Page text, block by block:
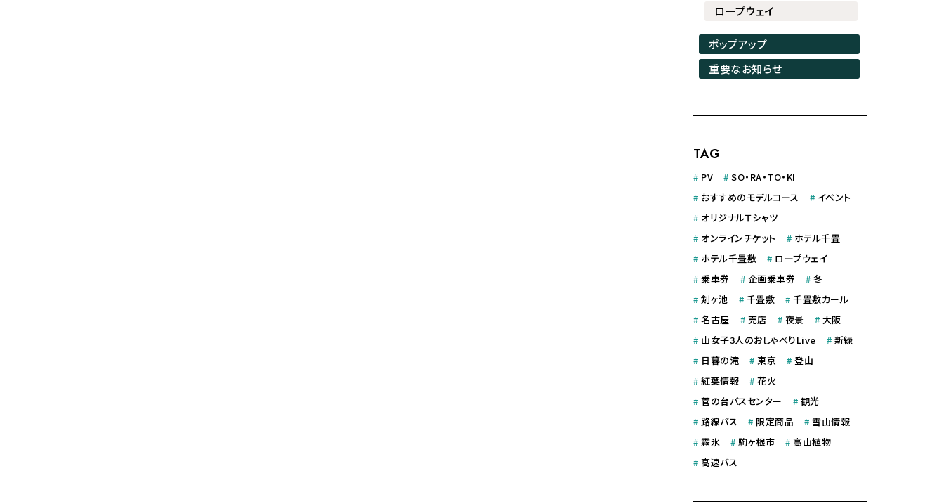
ロープウェイ
ポップアップ
重要なお知らせ
TAG
# PV # SO・RA・TO・KI
# おすすめのモデルコース # イベント
# オリジナルＴシャツ
# オンラインチケット # ホテル千畳
# ホテル千畳敷 # ロープウェイ
# 乗車券 # 企画乗車券 # 冬
# 剣ヶ池 # 千畳敷 # 千畳敷カール
# 名古屋 # 売店 # 夜景 # 大阪
# 山女子3人のおしゃべりLive # 新緑
# 日暮の滝 # 東京 # 登山
# 紅葉情報 # 花火
# 菅の台バスセンター # 観光
# 路線バス # 限定商品 # 雪山情報
# 霧氷 # 駒ヶ根市 # 高山植物
# 高速バス